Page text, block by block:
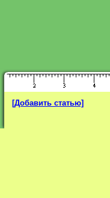
[Добавить статью]